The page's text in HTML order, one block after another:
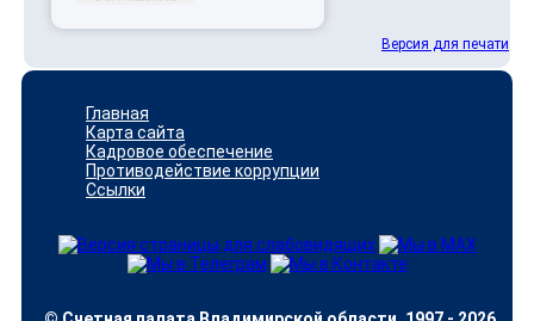
Версия для печати
Главная
Карта сайта
Кадровое обеспечение
Противодействие коррупции
Ссылки